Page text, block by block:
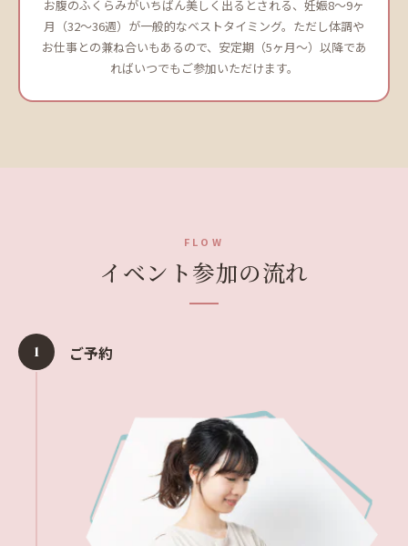
お腹のふくらみがいちばん美しく出るとされる、妊娠8〜9ヶ
月（32〜36週）が一般的なベストタイミング。ただし体調や
お仕事との兼ね合いもあるので、安定期（5ヶ月〜）以降であ
ればいつでもご参加いただけます。
FLOW
イベント参加の流れ
1 ご予約